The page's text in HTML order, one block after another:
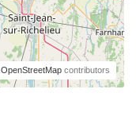
OpenStreetMap contributors